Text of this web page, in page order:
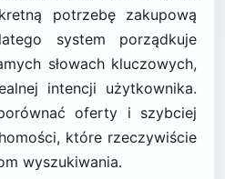
potrzebę zakupową
system porządkuje
słowach kluczowych,
intencji użytkownika.
oferty i szybciej
które rzeczywiście
wyszukiwania.